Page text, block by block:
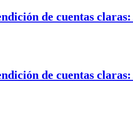
de cuentas
de cuentas